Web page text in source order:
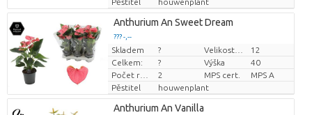
Anthurium An Sweet Dream
??? -,--
Cena za kus
Skladem ?
12
Celkem:
? Výška
40
Počet rostlin/hrnce
2 MPS cert.
MPS A
Pěstitel
houwenplant
Anthurium An Vanilla